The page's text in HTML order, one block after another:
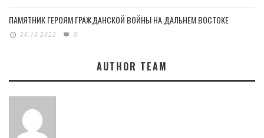
ПАМЯТНИК ГЕРОЯМ ГРАЖДАНСКОЙ ВОЙНЫ НА ДАЛЬНЕМ ВОСТОКЕ
26.10.2022 0
AUTHOR TEAM